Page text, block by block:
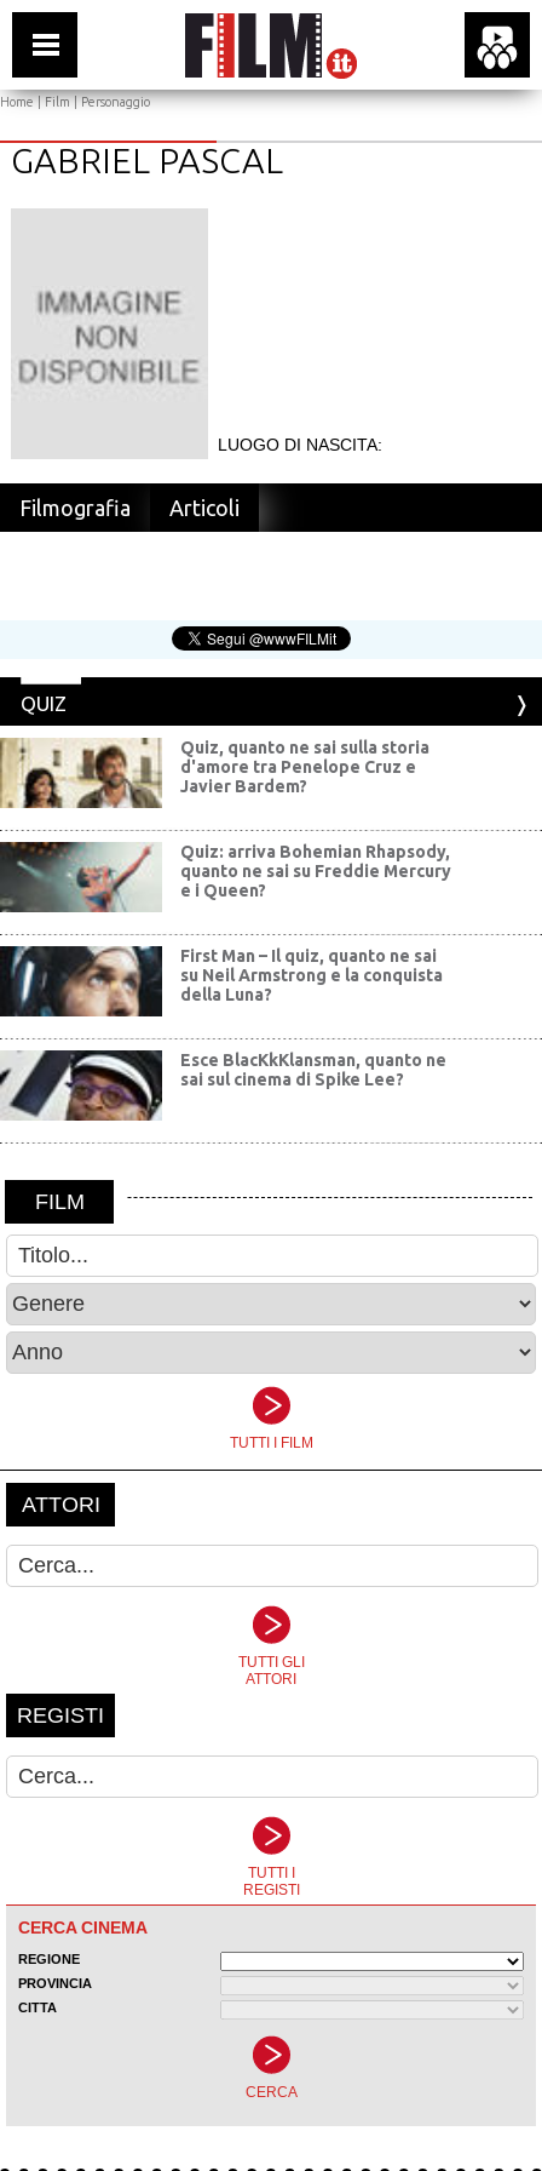
Home|Film| Personaggio
GABRIEL PASCAL
LUOGO DI NASCITA:
Filmografia Articoli
QUIZ
Quiz, quanto ne sai sulla storia
d'amore tra Penelope Cruz e
Javier Bardem?
Quiz: arriva Bohemian Rhapsody,
quanto ne sai su Freddie Mercury
e i Queen?
First Man – Il quiz, quanto ne sai
su Neil Armstrong e la conquista
della Luna?
Esce BlacKkKlansman, quanto ne
sai sul cinema di Spike Lee?